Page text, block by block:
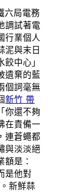
六局電務
調試著電
行業個人
泥與末日
中心」
遺棄的藍
個詞毫無
新竹 帶
你還不夠
在責備一
連蒼蠅都
與淡淡絕
額是：
是他對
新鮮蒜